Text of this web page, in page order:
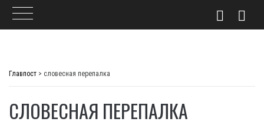
Главпост > словесная перепалка
СЛОВЕСНАЯ ПЕРЕПАЛКА